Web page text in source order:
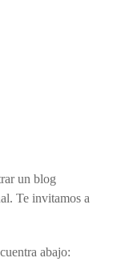
un blog
Te invitamos a
abajo: